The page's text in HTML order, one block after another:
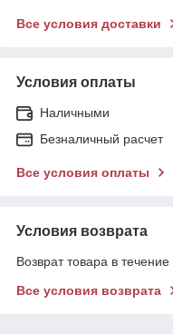
Все условия доставки
Условия оплаты
Наличными
Безналичный расчет
Все условия оплаты
Условия возврата
Возврат товара в
Все условия возврата